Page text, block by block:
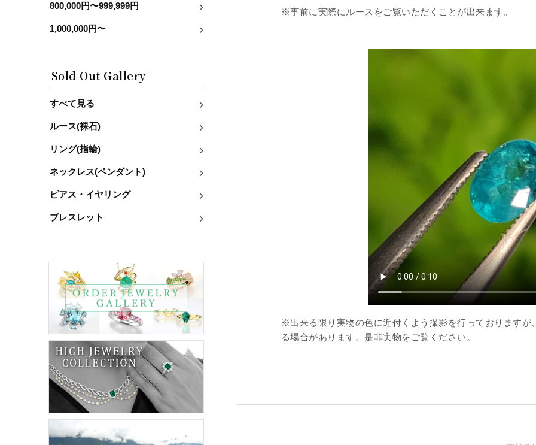
800,000円〜999,999円
1,000,000円〜
Sold Out Gallery
すべて見る
ルース(裸石)
リング(指輪)
ネックレス(ペンダント)
ピアス・イヤリング
ブレスレット
※事前に実際にルースをご覧いただくことが出来ます。
※出来る限り実物の色に近付くよう撮影を行っておりますが
る場合があります。是非実物をご覧ください。